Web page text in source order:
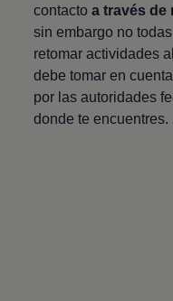
contactoa través de
sin embargo no
retomar actividades
debe tomar en
por las autoridades
donde te encuentres.